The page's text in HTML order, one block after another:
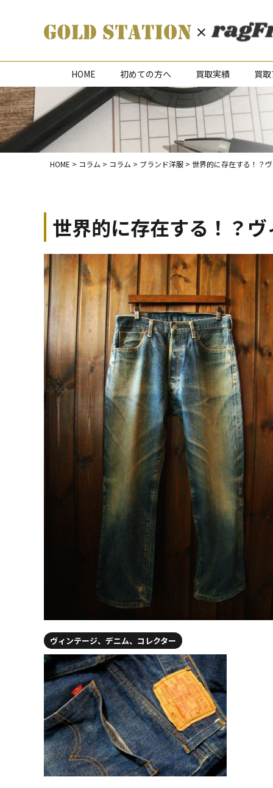
HOME 初めての方へ 買取実績 買
HOME > コラム > コラム > ブランド洋服 > 世界的に存在する！？
世界的に存在する！？
ヴィンテージ、デニム、コレクター